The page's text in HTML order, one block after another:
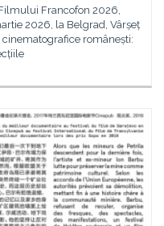
Francofon 2026,
2026, la Belgrad, Vârșeț
românești: